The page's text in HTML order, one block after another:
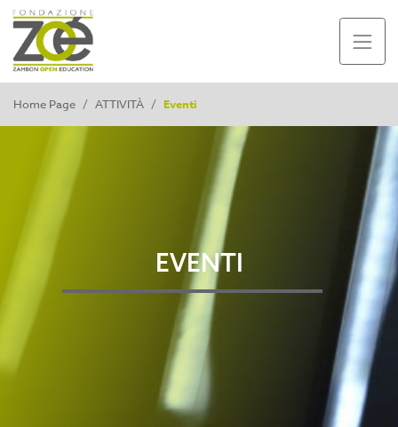
Home Page / ATTIVITÀ / Eventi
EVENTI